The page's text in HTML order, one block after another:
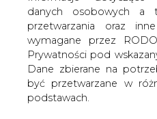
danych osobowych a
przetwarzania oraz
wymagane przez
Prywatności pod
Dane zbierane na
być przetwarzane w
podstawach.